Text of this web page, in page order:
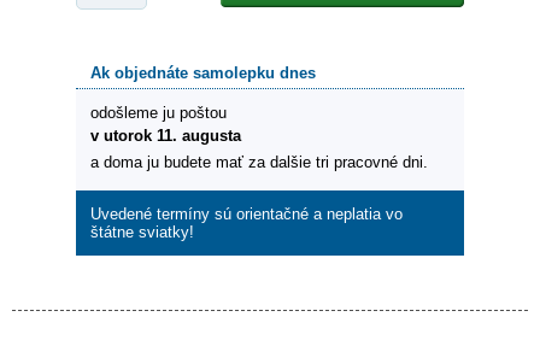
Ak objednáte samolepku dnes
odošleme ju poštou
v utorok 11. augusta
a doma ju budete mať za dalšie tri pracovné dni.
Uvedené termíny sú orientačné a neplatia vo
štátne sviatky!